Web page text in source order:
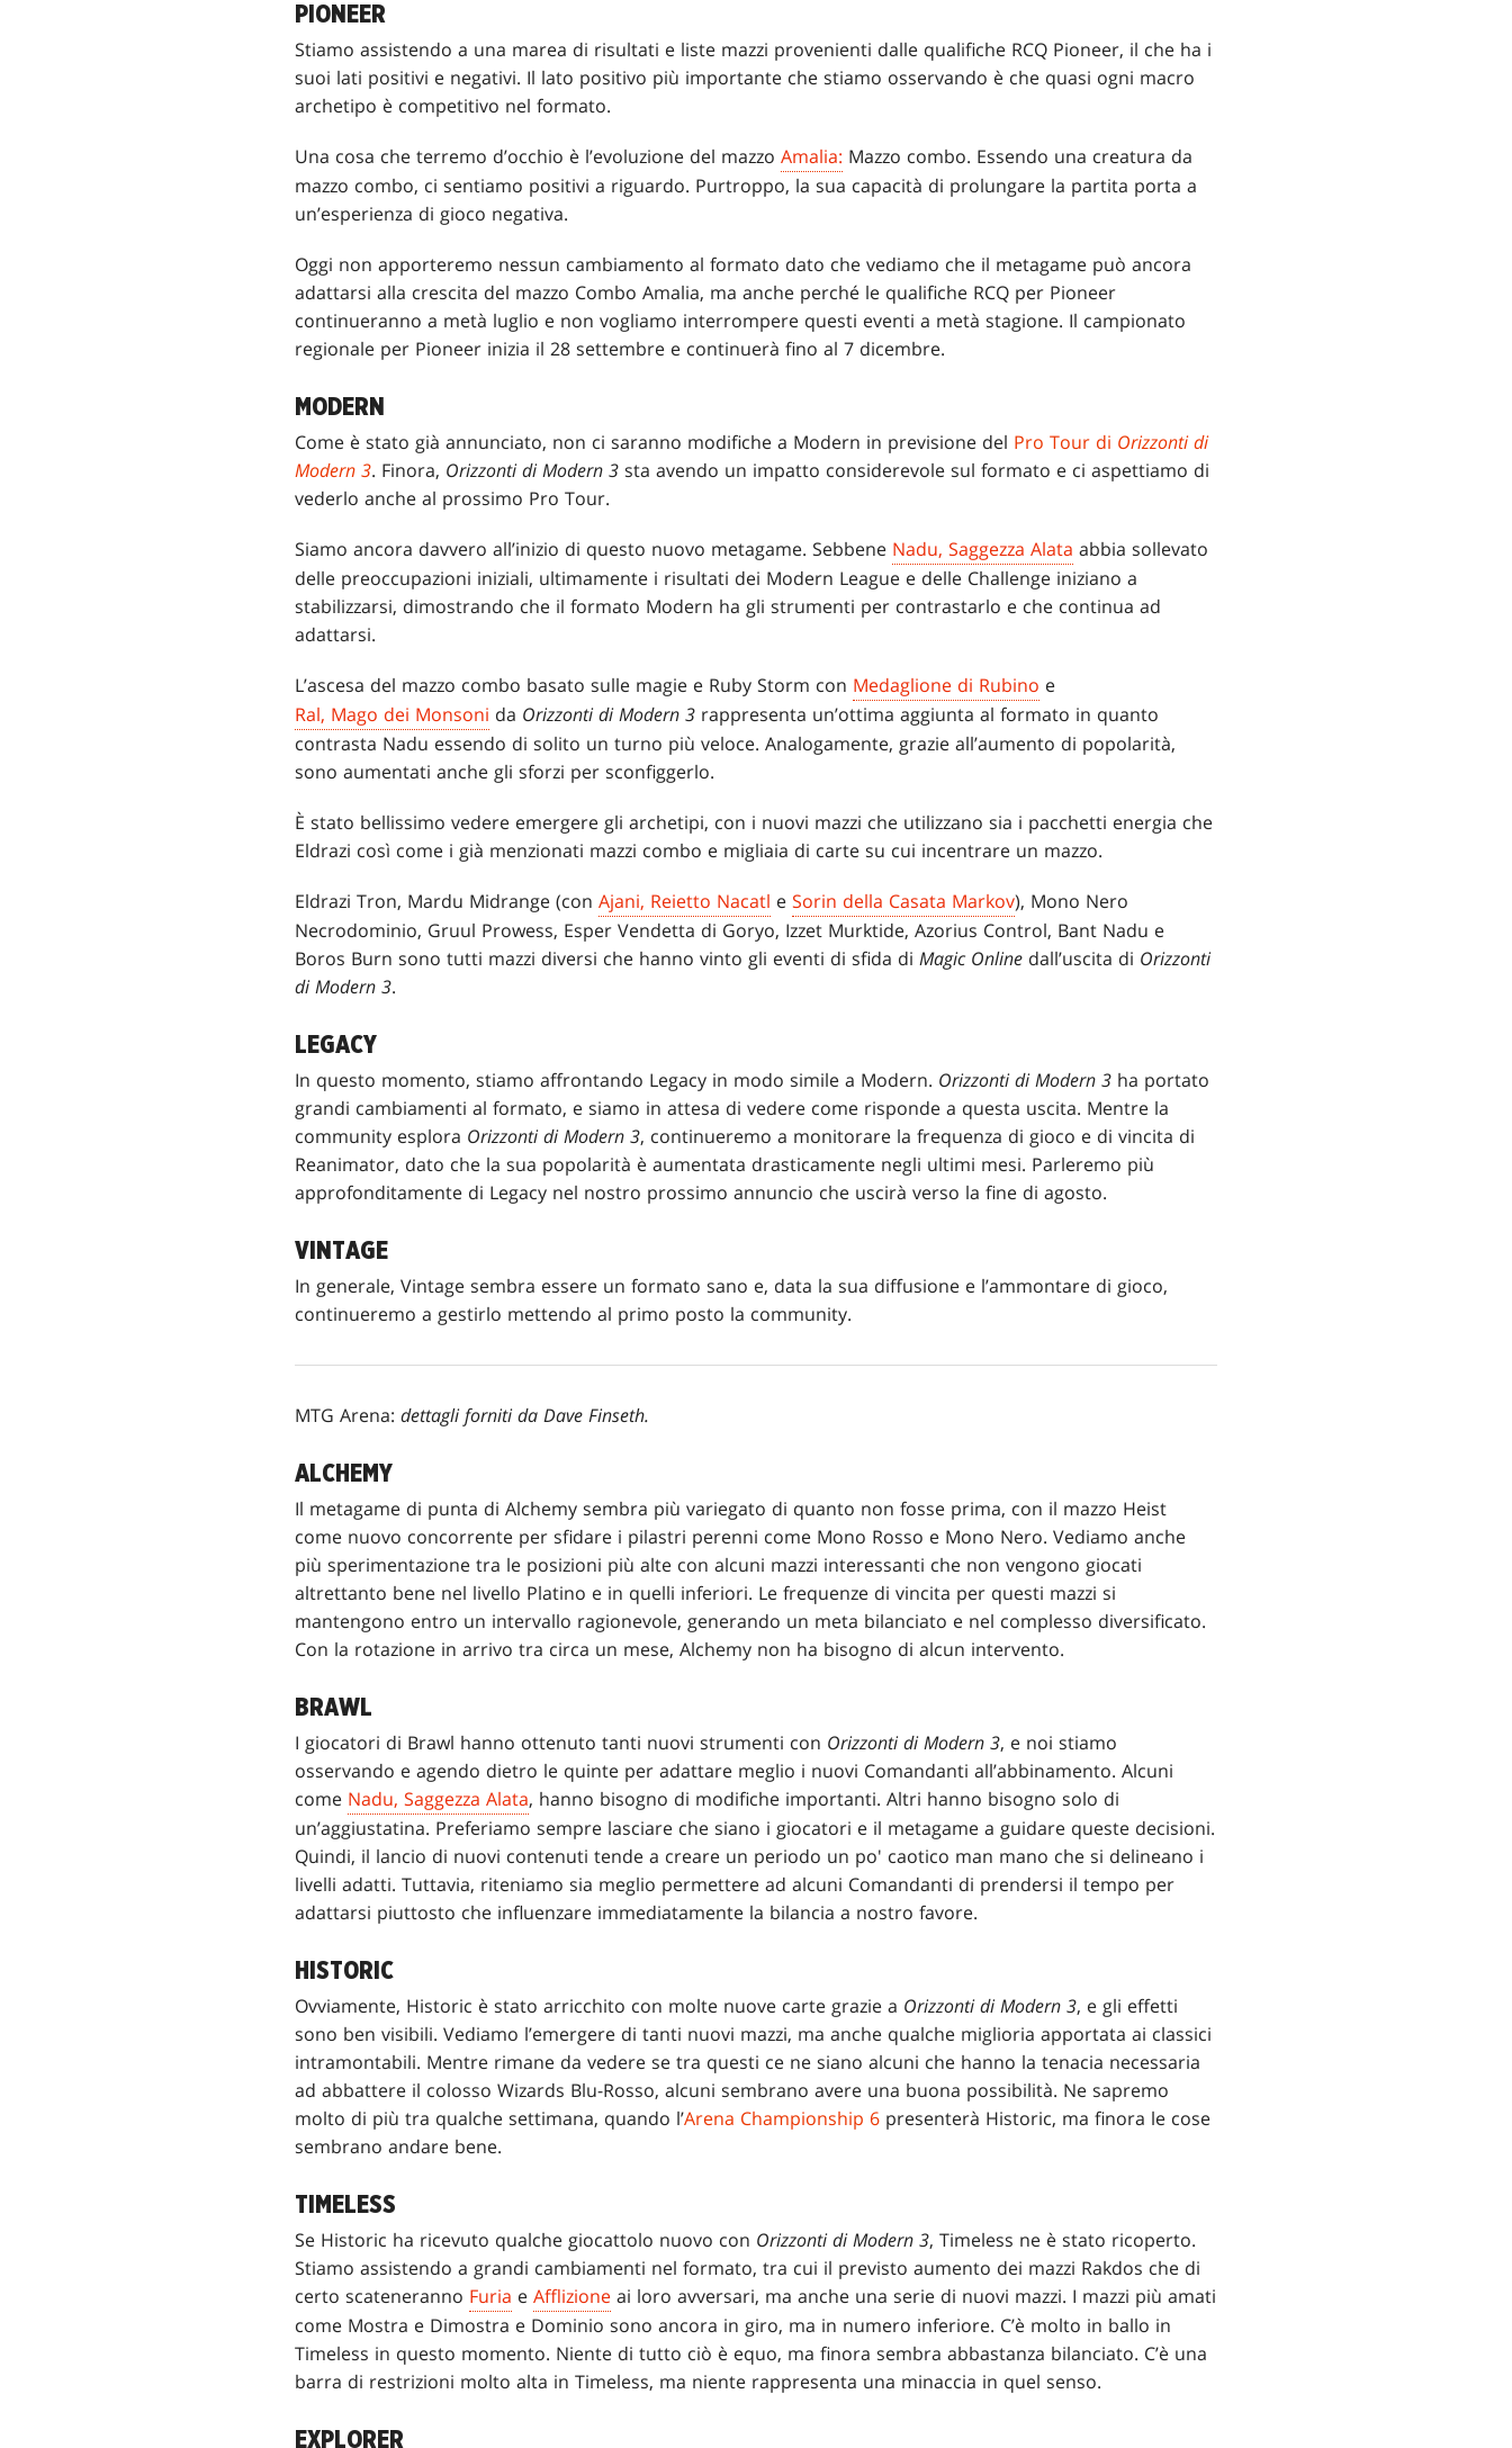
PIONEER
Stiamo assistendo a una marea di risultati e liste mazzi provenienti dalle qualifiche RCQ Pioneer, il che ha i
suoi lati positivi e negativi. Il lato positivo più importante che stiamo osservando è che quasi ogni macro
archetipo è competitivo nel formato.
Una cosa che terremo d’occhio è l’evoluzione del mazzo Amalia: Mazzo combo. Essendo una creatura da
mazzo combo, ci sentiamo positivi a riguardo. Purtroppo, la sua capacità di prolungare la partita porta a
un’esperienza di gioco negativa.
Oggi non apporteremo nessun cambiamento al formato dato che vediamo che il metagame può ancora
adattarsi alla crescita del mazzo Combo Amalia, ma anche perché le qualifiche RCQ per Pioneer
continueranno a metà luglio e non vogliamo interrompere questi eventi a metà stagione. Il campionato
regionale per Pioneer inizia il 28 settembre e continuerà fino al 7 dicembre.
MODERN
Come è stato già annunciato, non ci saranno modifiche a Modern in previsione del Pro Tour di Orizzonti di
Modern 3. Finora, Orizzonti di Modern 3 sta avendo un impatto considerevole sul formato e ci aspettiamo di
vederlo anche al prossimo Pro Tour.
Siamo ancora davvero all’inizio di questo nuovo metagame. Sebbene Nadu, Saggezza Alata abbia sollevato
delle preoccupazioni iniziali, ultimamente i risultati dei Modern League e delle Challenge iniziano a
stabilizzarsi, dimostrando che il formato Modern ha gli strumenti per contrastarlo e che continua ad
adattarsi.
L’ascesa del mazzo combo basato sulle magie e Ruby Storm con Medaglione di Rubino e
Ral, Mago dei Monsoni da Orizzonti di Modern 3 rappresenta un’ottima aggiunta al formato in quanto
contrasta Nadu essendo di solito un turno più veloce. Analogamente, grazie all’aumento di popolarità,
sono aumentati anche gli sforzi per sconfiggerlo.
È stato bellissimo vedere emergere gli archetipi, con i nuovi mazzi che utilizzano sia i pacchetti energia che
Eldrazi così come i già menzionati mazzi combo e migliaia di carte su cui incentrare un mazzo.
Eldrazi Tron, Mardu Midrange (con Ajani, Reietto Nacatl e Sorin della Casata Markov), Mono Nero
Necrodominio, Gruul Prowess, Esper Vendetta di Goryo, Izzet Murktide, Azorius Control, Bant Nadu e
Boros Burn sono tutti mazzi diversi che hanno vinto gli eventi di sfida di Magic Online dall’uscita di Orizzonti
di Modern 3.
LEGACY
In questo momento, stiamo affrontando Legacy in modo simile a Modern. Orizzonti di Modern 3 ha portato
grandi cambiamenti al formato, e siamo in attesa di vedere come risponde a questa uscita. Mentre la
community esplora Orizzonti di Modern 3, continueremo a monitorare la frequenza di gioco e di vincita di
Reanimator, dato che la sua popolarità è aumentata drasticamente negli ultimi mesi. Parleremo più
approfonditamente di Legacy nel nostro prossimo annuncio che uscirà verso la fine di agosto.
VINTAGE
In generale, Vintage sembra essere un formato sano e, data la sua diffusione e l’ammontare di gioco,
continueremo a gestirlo mettendo al primo posto la community.
MTG Arena: dettagli forniti da Dave Finseth.
ALCHEMY
Il metagame di punta di Alchemy sembra più variegato di quanto non fosse prima, con il mazzo Heist
come nuovo concorrente per sfidare i pilastri perenni come Mono Rosso e Mono Nero. Vediamo anche
più sperimentazione tra le posizioni più alte con alcuni mazzi interessanti che non vengono giocati
altrettanto bene nel livello Platino e in quelli inferiori. Le frequenze di vincita per questi mazzi si
mantengono entro un intervallo ragionevole, generando un meta bilanciato e nel complesso diversificato.
Con la rotazione in arrivo tra circa un mese, Alchemy non ha bisogno di alcun intervento.
BRAWL
I giocatori di Brawl hanno ottenuto tanti nuovi strumenti con Orizzonti di Modern 3, e noi stiamo
osservando e agendo dietro le quinte per adattare meglio i nuovi Comandanti all’abbinamento. Alcuni
come Nadu, Saggezza Alata, hanno bisogno di modifiche importanti. Altri hanno bisogno solo di
un’aggiustatina. Preferiamo sempre lasciare che siano i giocatori e il metagame a guidare queste decisioni.
Quindi, il lancio di nuovi contenuti tende a creare un periodo un po' caotico man mano che si delineano i
livelli adatti. Tuttavia, riteniamo sia meglio permettere ad alcuni Comandanti di prendersi il tempo per
adattarsi piuttosto che influenzare immediatamente la bilancia a nostro favore.
HISTORIC
Ovviamente, Historic è stato arricchito con molte nuove carte grazie a Orizzonti di Modern 3, e gli effetti
sono ben visibili. Vediamo l’emergere di tanti nuovi mazzi, ma anche qualche miglioria apportata ai classici
intramontabili. Mentre rimane da vedere se tra questi ce ne siano alcuni che hanno la tenacia necessaria
ad abbattere il colosso Wizards Blu-Rosso, alcuni sembrano avere una buona possibilità. Ne sapremo
molto di più tra qualche settimana, quando l’Arena Championship 6 presenterà Historic, ma finora le cose
sembrano andare bene.
TIMELESS
Se Historic ha ricevuto qualche giocattolo nuovo con Orizzonti di Modern 3, Timeless ne è stato ricoperto.
Stiamo assistendo a grandi cambiamenti nel formato, tra cui il previsto aumento dei mazzi Rakdos che di
certo scateneranno Furia e Afflizione ai loro avversari, ma anche una serie di nuovi mazzi. I mazzi più amati
come Mostra e Dimostra e Dominio sono ancora in giro, ma in numero inferiore. C’è molto in ballo in
Timeless in questo momento. Niente di tutto ciò è equo, ma finora sembra abbastanza bilanciato. C’è una
barra di restrizioni molto alta in Timeless, ma niente rappresenta una minaccia in quel senso.
EXPLORER